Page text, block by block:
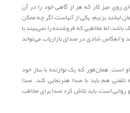
روی میز کار که هر از گاهی خود را در آن
لبخند بزنیم، یکی از آنهاست، اگر چه ممکن
اما مخاطبی که فروشنده را نمی‌بیند با
و انعکاس شادی در صدای بازاریاب می‌تواند
است. همان‌طور که یک نوازنده با ساز خود
هم باید با صدا هنرنمایی کند. صدا
است، باید تلاش کرد صدا برای مخاطب